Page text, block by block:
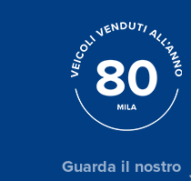
Guarda il nostro